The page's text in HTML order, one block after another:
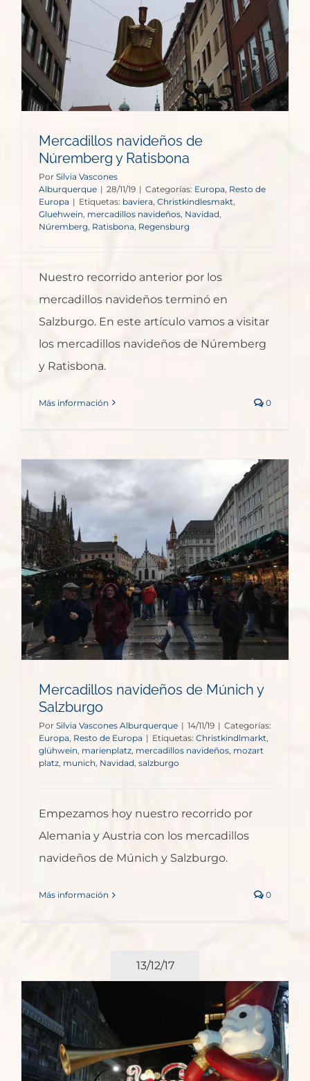
Mercadillos navideños de
Núremberg y Ratisbona
Por Silvia Vascones
Alburquerque | 28/11/19 | Categorías: Europa Resto de
Europa | Etiquetas: baviera, Christkindlesmakt
Gluehwein mercadillos navideños Navidad
Núremberg, Ratisbona, Regensburg
Nuestro recorrido anterior por los
mercadillos navideños terminó en
Salzburgo. En este artículo vamos a visitar
los mercadillos navideños de Núremberg
y Ratisbona.
Más información 0
Mercadillos navideños de Múnich y
Salzburgo
Por Silvia Vascones Alburquerque | 14/11/19 | Categorías:
Europa, Resto de Europa | Etiquetas: Christkindlmarkt,
glühwein, marienplatz, mercadillos navideños, mozart
platz, munich, Navidad, salzburgo
Empezamos hoy nuestro recorrido por
Alemania y Austria con los mercadillos
navideños de Múnich y Salzburgo.
Más información 0
13/12/17